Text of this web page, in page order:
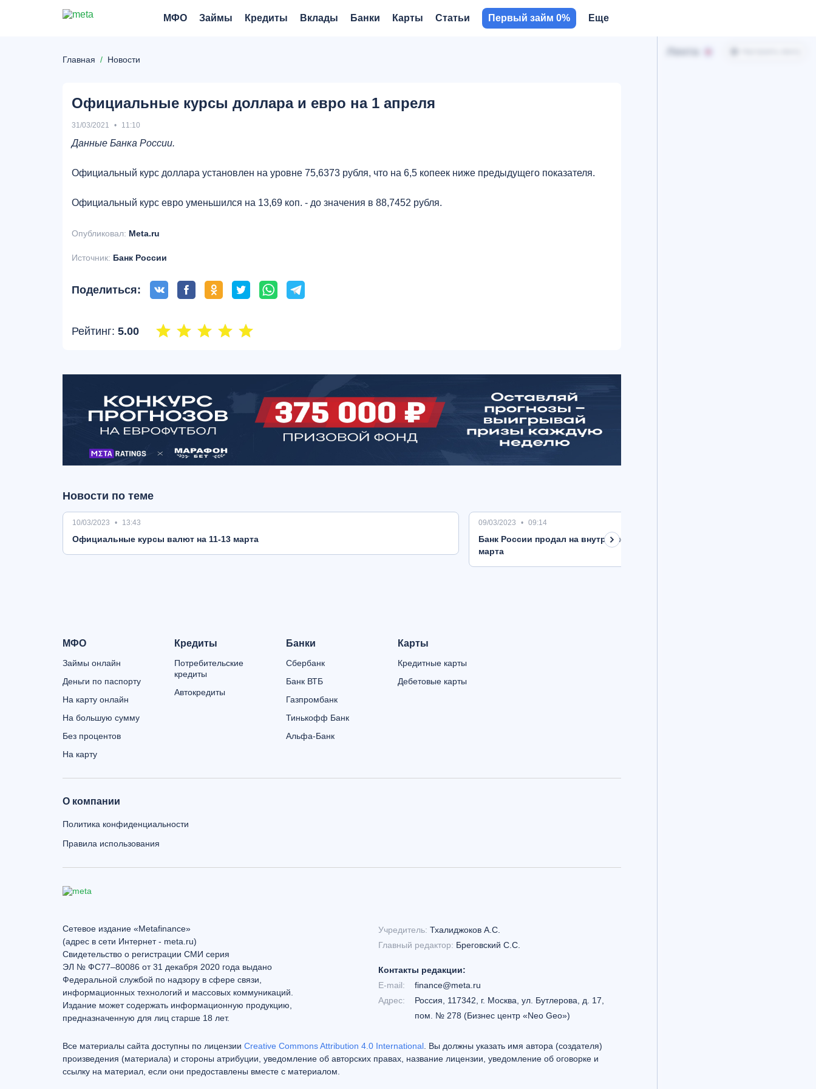
МФО Займы Кредиты Вклады Банки Карты Статьи Первый займ 0% Еще
Главная Новости
Официальные курсы доллара и евро на 1 апреля
31/03/2021 11:10
Данные Банка России.
Официальный курс доллара установлен на уровне 75,6373 рубля, что на 6,5 копеек ниже предыдущего показателя.
Официальный курс евро уменьшился на 13,69 коп. - до значения в 88,7452 рубля.
Опубликовал: Meta.ru
Источник: Банк России
Поделиться:
Рейтинг: 5.00
Новости по теме
10/03/2023 13:43
Oфициальные курсы валют на 11-13 марта
09/03/2023 09:14
Банк России продал на внутреннем рынке валюту на 8,9 млрд рублей с
марта
МФО
Займы онлайн
Деньги по паспорту
На карту онлайн
На большую сумму
Без процентов
На карту
Кредиты
Потребительские
кредиты
Автокредиты
Банки
Сбербанк
Банк ВТБ
Газпромбанк
Тинькофф Банк
Альфа-Банк
Карты
Кредитные карты
Дебетовые карты
О компании
Политика конфиденциальности
Правила использования
Сетевое издание «Metafinance»
(адрес в сети Интернет - meta.ru)
Свидетельство о регистрации СМИ серия
ЭЛ № ФС77–80086 от 31 декабря 2020 года выдано
Федеральной службой по надзору в сфере связи,
информационных технологий и массовых коммуникаций.
Издание может содержать информационную продукцию,
предназначенную для лиц старше 18 лет.
Учредитель: Тхалиджоков А.С.
Главный редактор: Бреговский С.С.
Контакты редакции:
E-mail:
finance@meta.ru
Адрес:
Россия, 117342, г. Москва, ул. Бутлерова, д. 17,
пом. № 278 (Бизнес центр «Neo Geo»)
Все материалы сайта доступны по лицензии Creative Commons Attribution 4.0 International . Вы должны указать имя автора (создателя)
произведения (материала) и стороны атрибуции, уведомление об авторских правах, название лицензии, уведомление об оговорке и
ссылку на материал, если они предоставлены вместе с материалом.
Лента